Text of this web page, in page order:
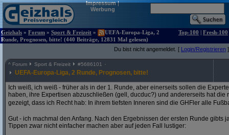
Impressum|
Werbung
Geizhals » Forum » Sport & Freizeit »
UEFA-Europa-Liga, 2
Runde, Prognosen, bitte! (440 Beiträge, 12831 Mal gelesen)
Top-100 | Fresh-100
Du bist nicht angemeldet. [ Login/Registrieren ]
^ Forum Sport & Freizeit #5686101
UEFA-Europa-Liga, 2 Runde, Prognosen, bitte!
Ich weiß, ich weiß - früher als in der 1. Runde, aber einerseits sollen die
haben, ihre Expertisen abzuschließen (gell, ducduc?) und andererseits hat die
gezeigt, dass ich Recht hab: In ihrem tiefsten Inneren sind die GHFler alle
Gut - ich machmal den Anfang. Nach den Ergebnissen der ersten Runde gibts
Tippen zwar nicht einfacher machen aber auf jeden Fall lustiger: